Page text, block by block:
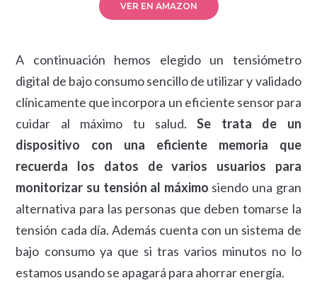
VER EN AMAZON
A continuación hemos elegido un tensiómetro
digital de bajo consumo sencillo de utilizar y validado
clínicamente que incorpora un eficiente sensor para
cuidar al máximo tu salud.Se trata de un
dispositivo con una eficiente memoria que
recuerda los datos de varios usuarios para
monitorizar su tensión al máximo siendo una gran
alternativa para las personas que deben tomarse la
tensión cada día. Además cuenta con un sistema de
bajo consumo ya que si tras varios minutos no lo
estamos usando se apagará para ahorrar energía.